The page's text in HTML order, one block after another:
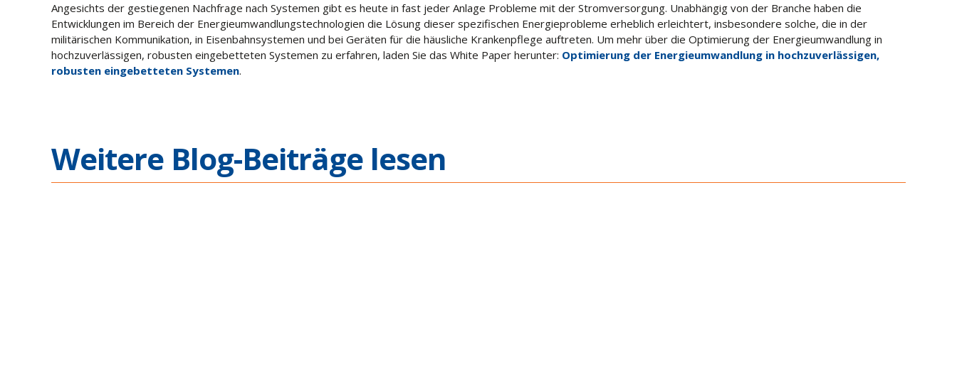
Angesichts der gestiegenen Nachfrage nach Systemen gibt es heute in fast jeder Anlage Probleme mit der Stromversorgung. Unabhängig von der Branche haben die
Entwicklungen im Bereich der Energieumwandlungstechnologien die Lösung dieser spezifischen Energieprobleme erheblich erleichtert, insbesondere solche, die in der
militärischen Kommunikation, in Eisenbahnsystemen und bei Geräten für die häusliche Krankenpflege auftreten. Um mehr über die Optimierung der Energieumwandlung in
hochzuverlässigen, robusten eingebetteten Systemen zu erfahren, laden Sie das White Paper herunter: Optimierung der Energieumwandlung in hochzuverlässigen,
robusten eingebetteten Systemen.
Weitere Blog-Beiträge lesen